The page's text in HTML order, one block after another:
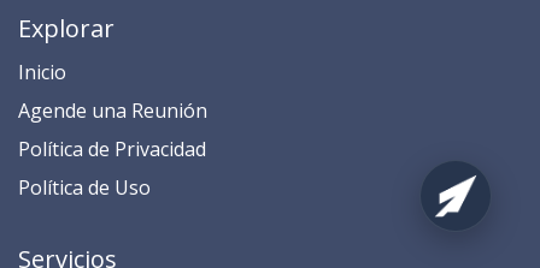
Explorar
Inicio
​​​​​​​​​​​​​​​​​​​​​​​​​​​​A​gend​e ​u​na​ Reunión​
​​​​​​P​o​l​ítica de Privacidad
​​​​​​​​​​​P​o​l​í​t​ic​a​ d​e ​U​so​
Servicios